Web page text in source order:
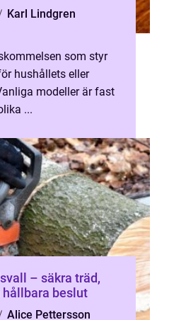
Karl Lindgren
som styr
hushållets eller
modeller är fast
...
– säkra träd,
beslut
Alice Pettersson